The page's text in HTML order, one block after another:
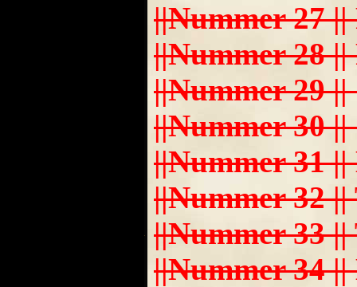
||Nummer 27 ||
||Nummer 28
||Nummer 29
||Nummer 30 ||
||Nummer 31
||Nummer 32
||Nummer 33 ||
||Nummer 34